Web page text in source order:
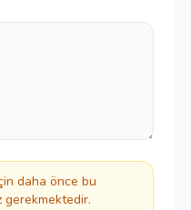
daha önce bu
gerekmektedir.